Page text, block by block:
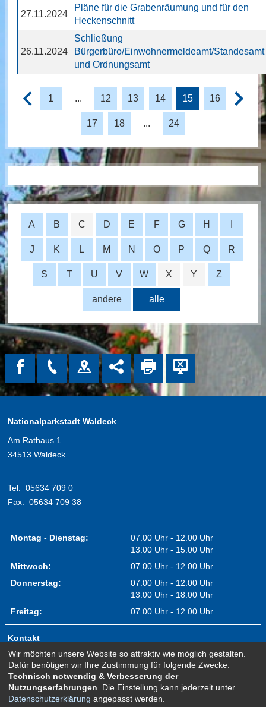
27.11.2024
Pläne für die Grabenräumung und für den
Heckenschnitt
26.11.2024
Schließung
Bürgerbüro/Einwohnermeldeamt/Standesamt
und Ordnungsamt
1 ... 12 13 14 15 16
17 18 ... 24
alle
A B C D E F G H
J K L M N O P Q R
S T U V W X Y Z
andere
Nationalparkstadt Waldeck
Am Rathaus 1
34513 Waldeck
Tel: 05634 709 0
Fax: 05634 709 38
Montag - Dienstag:
07.00 Uhr - 12.00 Uhr
13.00 Uhr - 15.00 Uhr
Mittwoch:
07.00 Uhr - 12.00 Uhr
Donnerstag:
07.00 Uhr - 12.00 Uhr
13.00 Uhr - 18.00 Uhr
Freitag:
07.00 Uhr - 12.00 Uhr
Kontakt
Impressum
Erklärung zur Barrierefreiheit
Sitemap
Newsletter Anmeldung
Wir möchten unsere Website so attraktiv wie möglich gestalten.
Dafür benötigen wir Ihre Zustimmung für folgende Zwecke:
Technisch notwendig & Verbesserung der
Nutzungserfahrungen . Die Einstellung kann jederzeit unter
Datenschutzerklärung angepasst werden.